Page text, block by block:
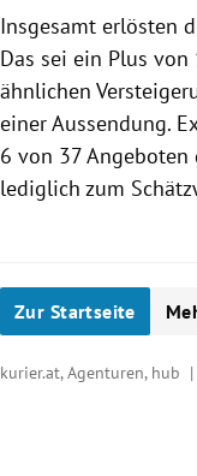
Insgesamt erlösten
Das sei ein Plus
ähnlichen
einer Aussendung.
6 von 37
lediglich zum
Zur Startseite
kurier.at, Agenturen, hub |